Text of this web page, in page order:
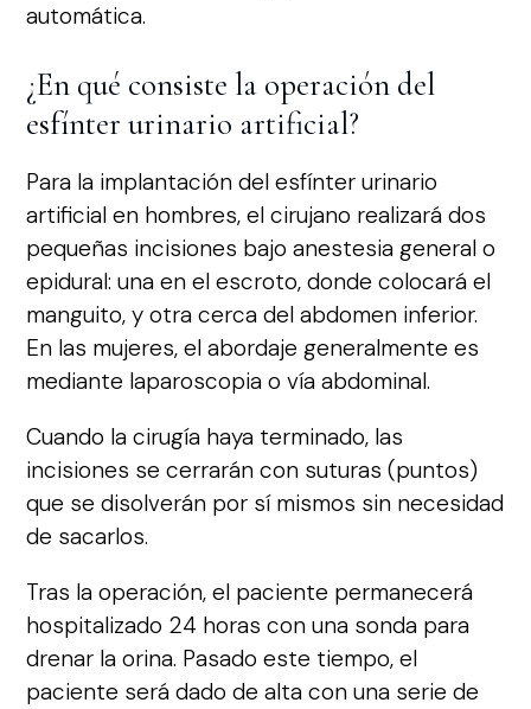
automática.
¿En qué consiste la operación del
esfínter urinario artificial?
Para la implantación del esfínter urinario
artificial en hombres, el cirujano realizará dos
pequeñas incisiones bajo anestesia general o
epidural: una en el escroto, donde colocará el
manguito, y otra cerca del abdomen inferior.
En las mujeres, el abordaje generalmente es
mediante laparoscopia o vía abdominal.
Cuando la cirugía haya terminado, las
incisiones se cerrarán con suturas (puntos)
que se disolverán por sí mismos sin necesidad
de sacarlos.
Tras la operación, el paciente permanecerá
hospitalizado 24 horas con una sonda para
drenar la orina. Pasado este tiempo, el
paciente será dado de alta con una serie de